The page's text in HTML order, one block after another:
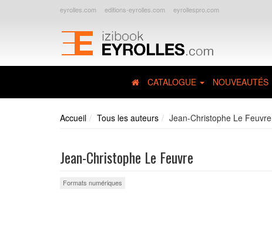
eyrolles.com editions-eyrolles.com eyrollespro.com
CATALOGUE NOUVEAUTÉS
Accueil Tous les auteurs Jean-Christophe Le Feuvre
Jean-Christophe Le Feuvre
Formats numériques